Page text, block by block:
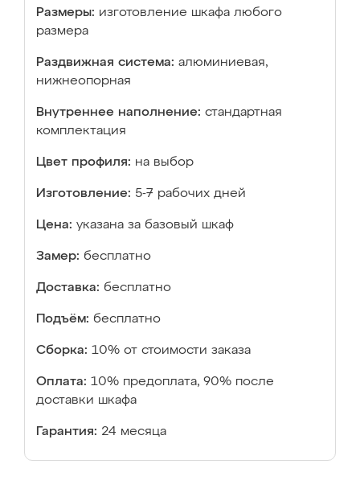
Размеры: изготовление шкафа любого
размера
Раздвижная система: алюминиевая,
нижнеопорная
Внутреннее наполнение: стандартная
комплектация
Цвет профиля: на выбор
Изготовление: 5-7 рабочих дней
Цена: указана за базовый шкаф
Замер: бесплатно
Доставка: бесплатно
Подъём: бесплатно
Сборка: 10% от стоимости заказа
Оплата: 10% предоплата, 90% после
доставки шкафа
Гарантия: 24 месяца